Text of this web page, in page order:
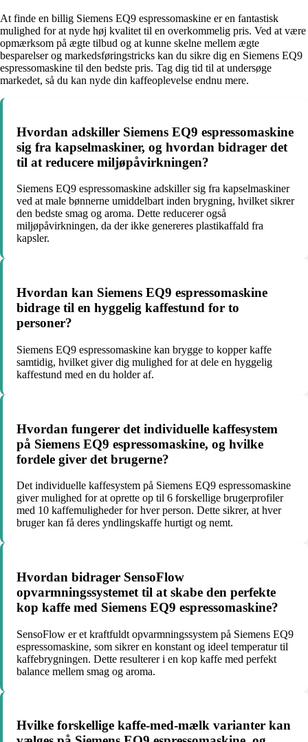
At finde en billig Siemens EQ9 espressomaskine er en fantastisk
mulighed for at nyde høj kvalitet til en overkommelig pris. Ved at være
opmærksom på ægte tilbud og at kunne skelne mellem ægte
besparelser og markedsføringstricks kan du sikre dig en Siemens EQ9
espressomaskine til den bedste pris. Tag dig tid til at undersøge
markedet, så du kan nyde din kaffeoplevelse endnu mere.
Hvordan adskiller Siemens EQ9 espressomaskine
sig fra kapselmaskiner, og hvordan bidrager det
til at reducere miljøpåvirkningen?
Siemens EQ9 espressomaskine adskiller sig fra kapselmaskiner
ved at male bønnerne umiddelbart inden brygning, hvilket sikrer
den bedste smag og aroma. Dette reducerer også
miljøpåvirkningen, da der ikke genereres plastikaffald fra
kapsler.
Hvordan kan Siemens EQ9 espressomaskine
bidrage til en hyggelig kaffestund for to
personer?
Siemens EQ9 espressomaskine kan brygge to kopper kaffe
samtidig, hvilket giver dig mulighed for at dele en hyggelig
kaffestund med en du holder af.
Hvordan fungerer det individuelle kaffesystem
på Siemens EQ9 espressomaskine, og hvilke
fordele giver det brugerne?
Det individuelle kaffesystem på Siemens EQ9 espressomaskine
giver mulighed for at oprette op til 6 forskellige brugerprofiler
med 10 kaffemuligheder for hver person. Dette sikrer, at hver
bruger kan få deres yndlingskaffe hurtigt og nemt.
Hvordan bidrager SensoFlow
opvarmningssystemet til at skabe den perfekte
kop kaffe med Siemens EQ9 espressomaskine?
SensoFlow er et kraftfuldt opvarmningssystem på Siemens EQ9
espressomaskine, som sikrer en konstant og ideel temperatur til
kaffebrygningen. Dette resulterer i en kop kaffe med perfekt
balance mellem smag og aroma.
Hvilke forskellige kaffe-med-mælk varianter kan